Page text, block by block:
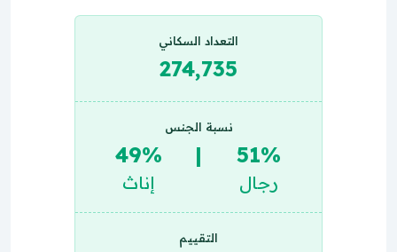
التعداد السكاني
274,735
نسبة الجنس
51%
رجال
|
49%
إناث
التقييم